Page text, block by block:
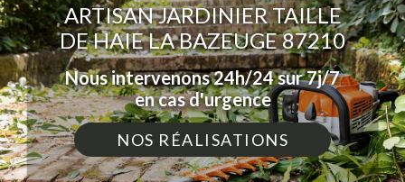
ARTISAN JARDINIER TAILLE
DE HAIE LA BAZEUGE 87210
Nous intervenons 24h/24 sur 7j/7
en cas d'urgence
NOS RÉALISATIONS